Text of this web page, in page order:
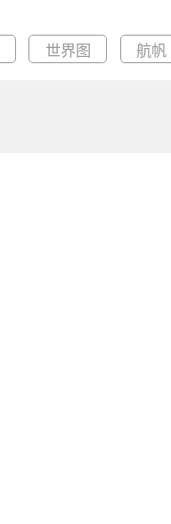
世界图 航帆